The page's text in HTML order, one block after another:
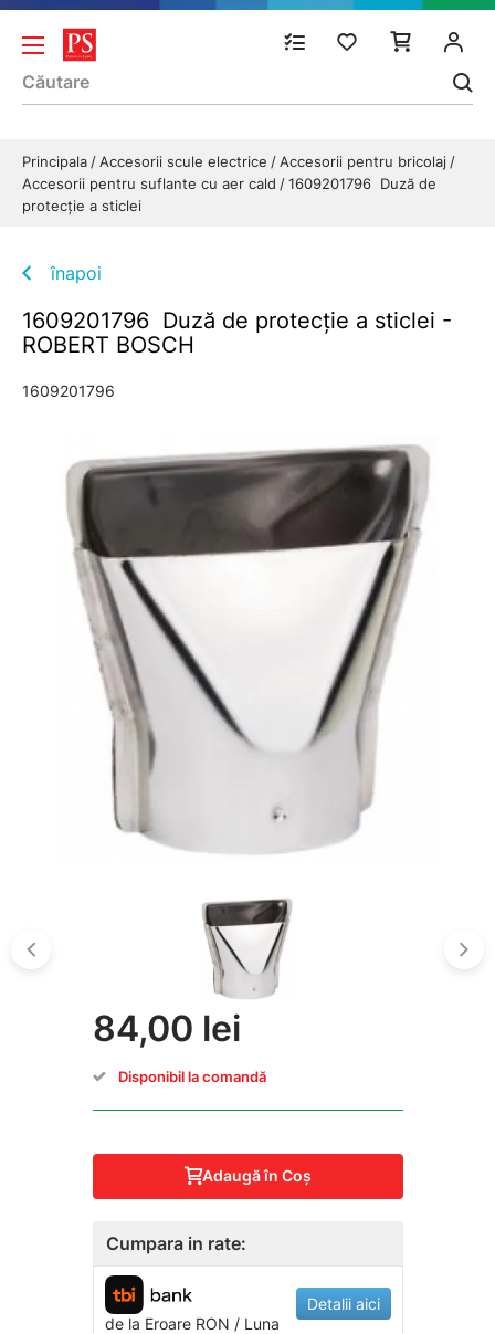
Principala Accesorii scule electrice
Accesorii pentru bricolaj
Accesorii pentru suflante cu aer cald
1609201796 Duză de
protecţie a sticlei
înapoi
1609201796 Duză de protecţie a sticlei -
ROBERT BOSCH
1609201796
84,00 lei
Disponibil la comandă
Adaugă în Coş
Cumpara in rate:
de la EroareRON / Luna
Detalii aici